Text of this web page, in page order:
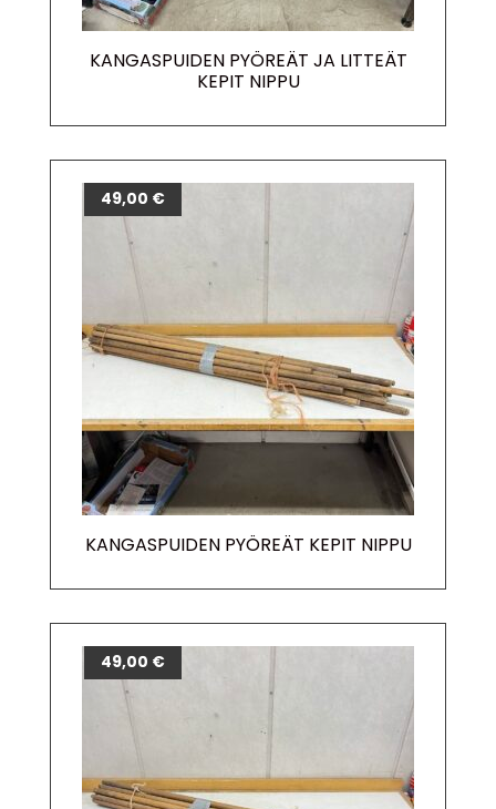
KANGASPUIDEN PYÖREÄT JA LITTEÄT
KEPIT NIPPU
KANGASPUIDEN PYÖREÄT KEPIT NIPPU
49,00 €
49,00 €